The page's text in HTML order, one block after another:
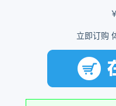
立即订购